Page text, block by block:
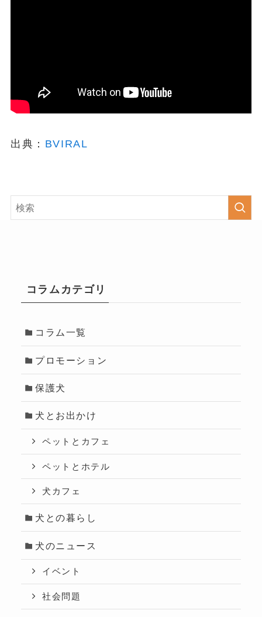
出典： BVIRAL
コラムカテゴリ
コラム一覧
プロモーション
保護犬
犬とお出かけ
ペットとカフェ
ペットとホテル
犬カフェ
犬との暮らし
犬のニュース
イベント
社会問題